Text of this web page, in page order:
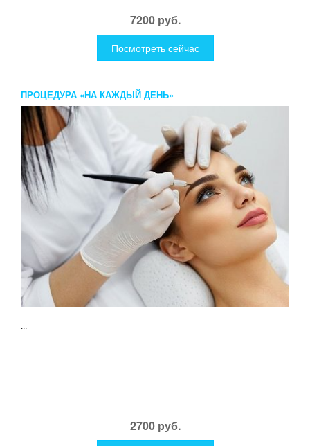
7200 руб.
Посмотреть сейчас
ПРОЦЕДУРА «НА КАЖДЫЙ ДЕНЬ»
...
2700 руб.